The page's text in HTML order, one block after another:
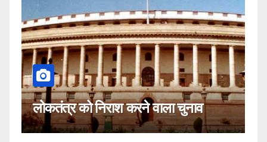
को निराश करने वाला चुनाव
कहीं यह
नहीं!